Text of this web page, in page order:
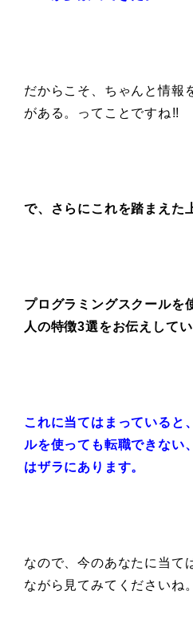
だからこそ、ちゃんと情報
がある。ってことですね!!
で、さらにこれを踏まえた
プログラミングスクールを
人の特徴3選をお伝えしてい
これに当てはまっていると
ルを使っても転職できない
はザラにあります。
なので、今のあなたに当て
ながら見てみてくださいね。